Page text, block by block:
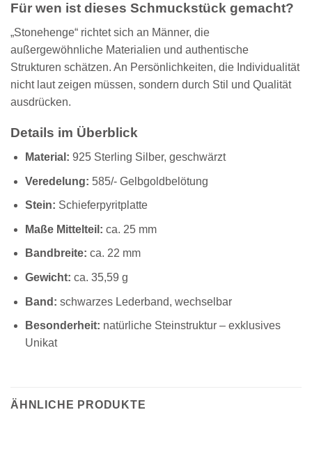
Für wen ist dieses Schmuckstück gemacht?
„Stonehenge“ richtet sich an Männer, die
außergewöhnliche Materialien und authentische
Strukturen schätzen. An Persönlichkeiten, die Individualität
nicht laut zeigen müssen, sondern durch Stil und Qualität
ausdrücken.
Details im Überblick
Material: 925 Sterling Silber, geschwärzt
Veredelung: 585/- Gelbgoldbelötung
Stein: Schieferpyritplatte
Maße Mittelteil: ca. 25 mm
Bandbreite: ca. 22 mm
Gewicht: ca. 35,59 g
Band: schwarzes Lederband, wechselbar
Besonderheit: natürliche Steinstruktur – exklusives
Unikat
ÄHNLICHE PRODUKTE